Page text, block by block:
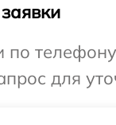
по
для